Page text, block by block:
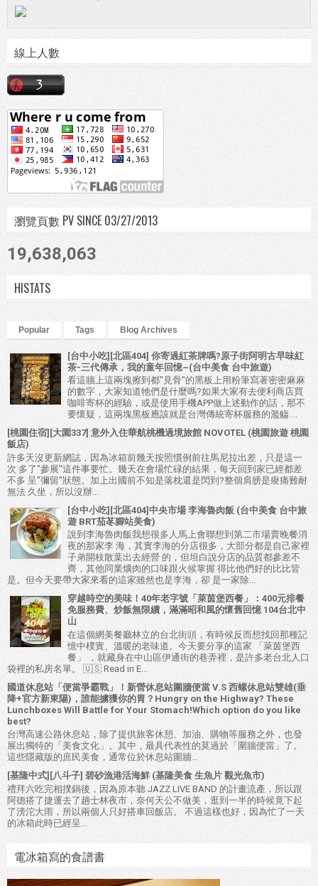
線上人數
瀏覽頁數 PV SINCE 03/27/2013
19,638,063
HISTATS
Popular Tags Blog Archives
[台中小吃][北區404] 你寄過紅茶牌嗎?原子街阿明古早味紅
茶-三代傳承，我的童年回憶~(台中美食 台中旅遊)
看這牆上這兩塊擦到都"見骨"的黑板上用粉筆寫著密密麻麻
的數字，大家知道牠們是什麼嗎?如果大家有去便利商店買
咖啡寄杯的經驗，或是使用手機APP做上述動作的話，那不
要懷疑，這兩塊黑板應該就是台灣傳統寄杯服務的濫觴....
[桃園住宿][大園337] 意外入住華航桃機過境旅館 NOVOTEL (桃園旅遊 桃園
飯店)
許多天沒更新網誌，因為冰箱前幾天按照慣例前往馬尼拉出差，只是這一
次 多了"參展"這件事要忙。幾天在會場忙碌的結果，每天回到家已經都差
不多 呈"彌留"狀態。加上出國前不知是落枕還是閃到?整個肩膀是痠痛難耐
無法 久坐，所以沒辦...
[台中小吃][北區404]中央市場 李海魯肉飯 (台中美食 台中旅
遊 BRT茄苳腳站美食)
說到李海魯肉飯我想很多人馬上會聯想到第二市場賣晚餐消
夜的那家李 海，其實李海的分店很多，大部分都是自己家裡
子弟開枝散葉出去經營 的，但坦白說分店的品質都參差不
齊，其他同業爌肉的口味跟火候掌握 得比他們好的比比皆
是。但今天要帶大家來看的這家雖然也是李海，卻 是一家除...
穿越時空的美味！40年老字號「萊茵堡西餐」：400元排餐
免服務費、炒飯無限續，滿滿昭和風的懷舊回憶 104台北中
山
在這個網美餐廳林立的台北街頭，有時候反而想找回那種記
憶中樸實、溫暖的老味道。今天要分享的這家 「萊茵堡西
餐」 ，就藏身在中山區伊通街的巷弄裡，是許多老台北人口
袋裡的私房名單。 🇺🇸 Read in E...
國道休息站「便當爭霸戰」！新營休息站圍牆便當 V.S 西螺休息站雙雄(垂
降+官方新東陽)，誰能擄獲你的胃？Hungry on the Highway? These
Lunchboxes Will Battle for Your Stomach!Which option do you like
best?
台灣高速公路休息站，除了提供旅客休憩、加油、購物等服務之外，也發
展出獨特的「美食文化」。其中，最具代表性的莫過於「圍牆便當」了。
這些隱藏版的庶民美食，通常位於休息站圍牆...
[基隆中式][八斗子] 碧砂漁港活海鮮 (基隆美食 生魚片 觀光魚市)
禮拜六吃完相撲鍋後，因為原本聽 JAZZ LIVE BAND 的計畫流產，所以跟
阿德搭了捷運去了趟士林夜市，奈何天公不做美，逛到一半的時候竟下起
了滂沱大雨，所以兩個人只好搭車回飯店。 不過這樣也好，因為忙了一天
的冰箱此時已經呈...
電冰箱寫的食譜書